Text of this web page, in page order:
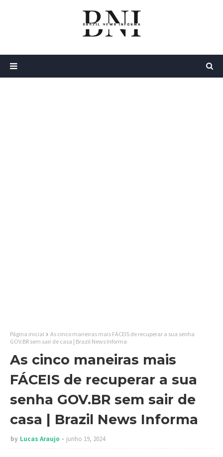
Página inicial
As cinco maneiras mais FÁCEIS de recuperar a sua senha
GOV.BR sem sair de casa | Brazil News Informa
As cinco maneiras mais
FÁCEIS de recuperar a sua
senha GOV.BR sem sair de
casa | Brazil News Informa
by Lucas Araujo junho 19, 2024